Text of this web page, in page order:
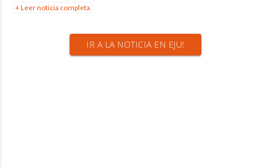
+ Leer noticia completa
IR A LA NOTICIA EN EJU!